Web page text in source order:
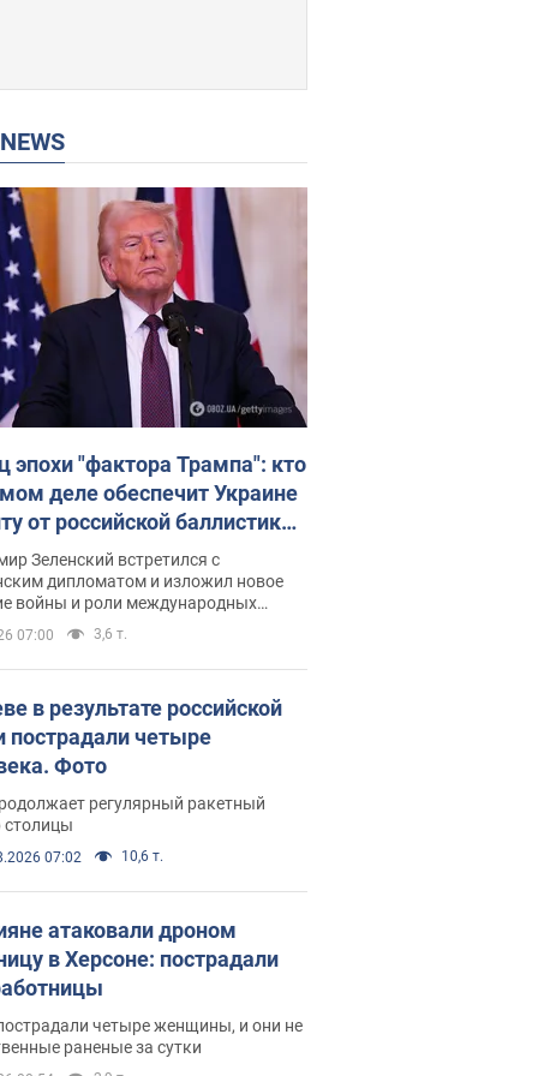
NEWS
эпохи "фактора Трампа": кто
деле обеспечит Украине
от российской баллистики.
с Безсмертным
Зеленский встретился с
дипломатом и изложил новое
войны и роли международных
в борьбе с Россией
07:00 3,6 т.
в результате российской
пострадали четыре
Фото
регулярный ракетный
столицы
07:02 10,6 т.
атаковали дроном
в Херсоне: пострадали
четыре женщины, и они не
раненые за сутки